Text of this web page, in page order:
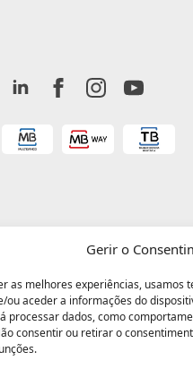
Gerir o
as melhores experiências, usamos
ou aceder a informações do
processar dados, como
consentir ou retirar o